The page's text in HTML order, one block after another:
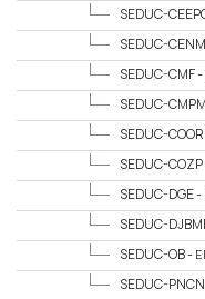
SEDUC-
SEDUC-
SEDUC-CMF -
SEDUC-
SEDUC-
SEDUC-
SEDUC-DGE -
SEDUC-
SEDUC-OB -
SEDUC-